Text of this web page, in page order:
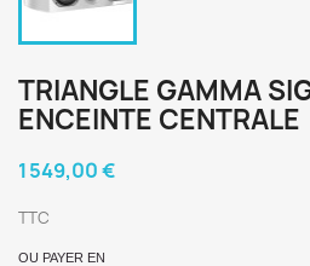
TRIANGLE GAMMA
ENCEINTE CENTRALE
1 549,00 €
TTC
OU PAYER EN